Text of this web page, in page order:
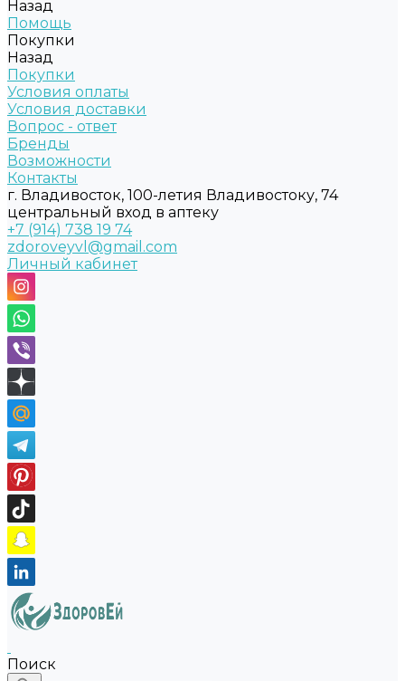
Назад
Помощь
Покупки
Назад
Покупки
Условия оплаты
Условия доставки
Вопрос - ответ
Бренды
Возможности
Контакты
г. Владивосток, 100-летия Владивостоку, 74
центральный вход в аптеку
+7 (914) 738 19 74
zdoroveyvl@gmail.com
Личный кабинет
Поиск